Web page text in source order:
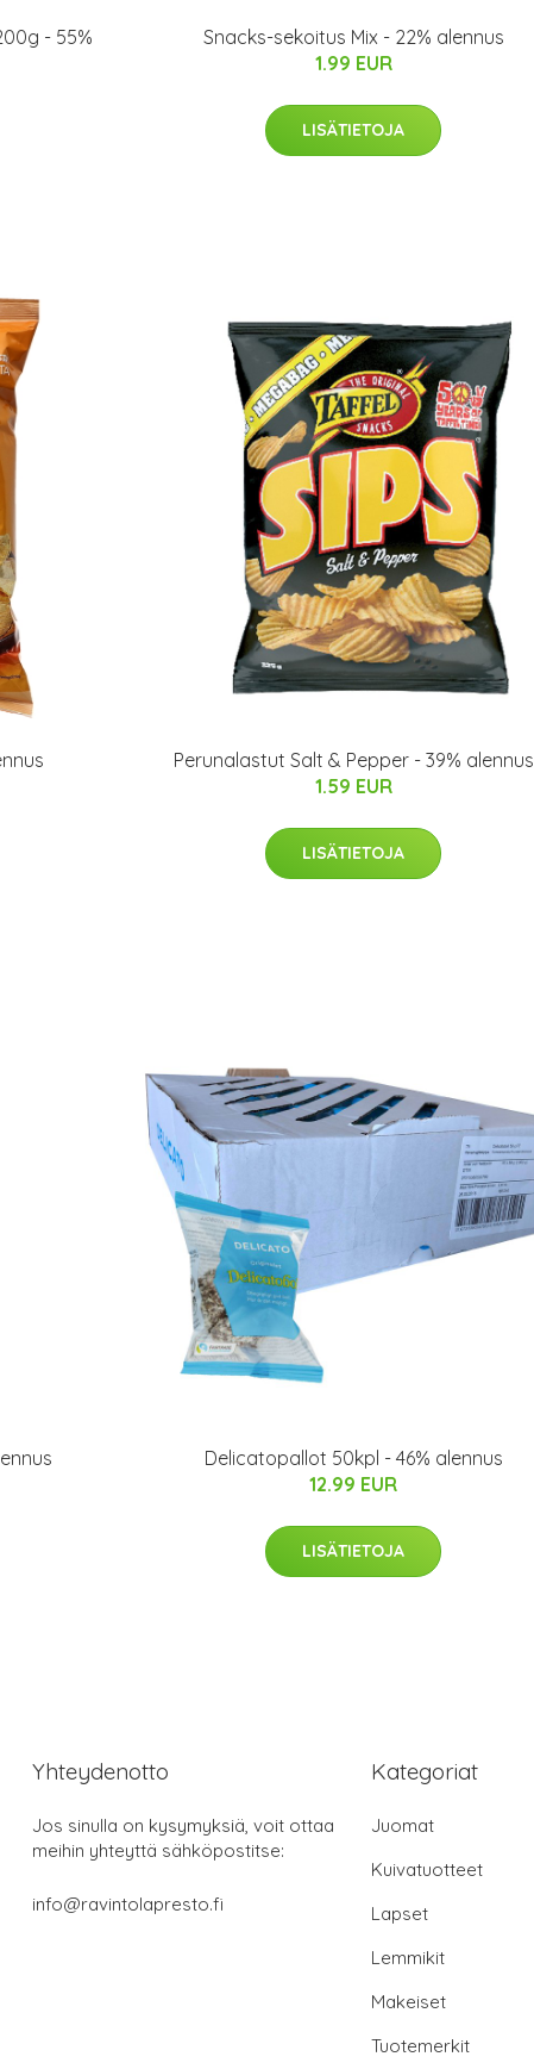
- 55%
Snacks-sekoitus Mix - 22% alennus
1.99 EUR
LISÄTIETOJA
Perunalastut Salt & Pepper - 39% alennus
1.59 EUR
LISÄTIETOJA
Delicatopallot 50kpl - 46% alennus
12.99 EUR
LISÄTIETOJA
Yhteydenotto
Jos sinulla on kysymyksiä, voit ottaa
meihin yhteyttä sähköpostitse:
info@ravintolapresto.fi
Kategoriat
Juomat
Kuivatuotteet
Lapset
Lemmikit
Makeiset
Tuotemerkit